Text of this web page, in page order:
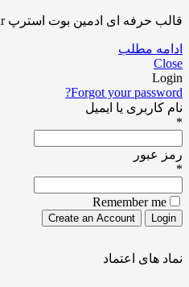
قالب حرفه ای ادمین بوت استرپ Zinzar قالب HTML پنل مدیریت کاملا فارسی و راست چین HTML template Zinzar Admin Panel قالب Html کنترل[…]
ادامه مطلب
Close
Login
Forgot your password?
نام کاربری یا ایمیل
*
رمز عبور
*
Remember me
نماد های اعتماد